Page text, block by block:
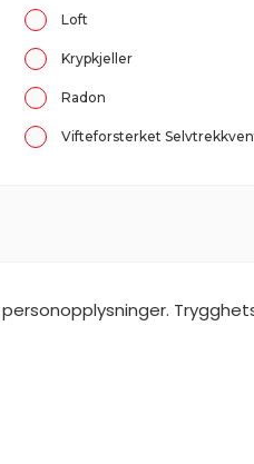
Loft
Krypkjeller
Radon
Vifteforsterket